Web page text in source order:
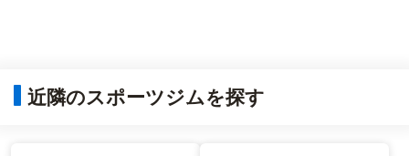
近隣のスポーツジムを探す